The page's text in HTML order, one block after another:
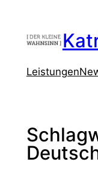
springen
Leistungen